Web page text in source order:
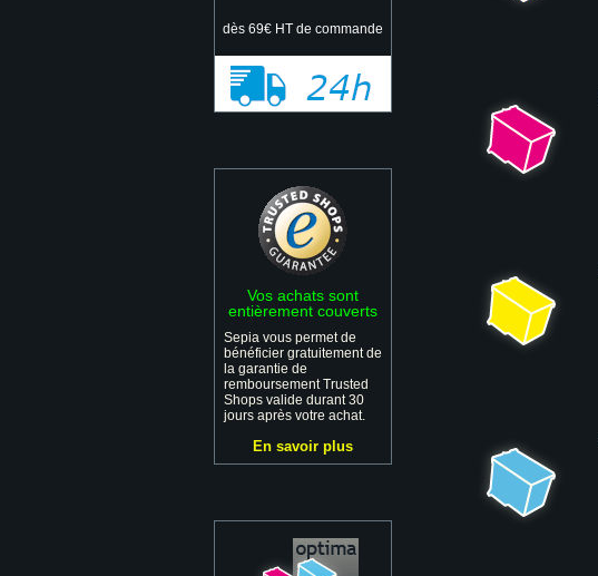
dès 69€ HT de commande
Vos achats sont
entièrement couverts
Sepia vous permet de
bénéficier gratuitement de
la garantie de
remboursement Trusted
Shops valide durant 30
jours après votre achat.
En savoir plus